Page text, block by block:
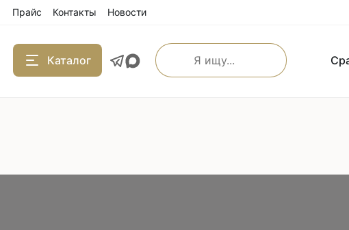
Прайс Контакты Новости
Каталог